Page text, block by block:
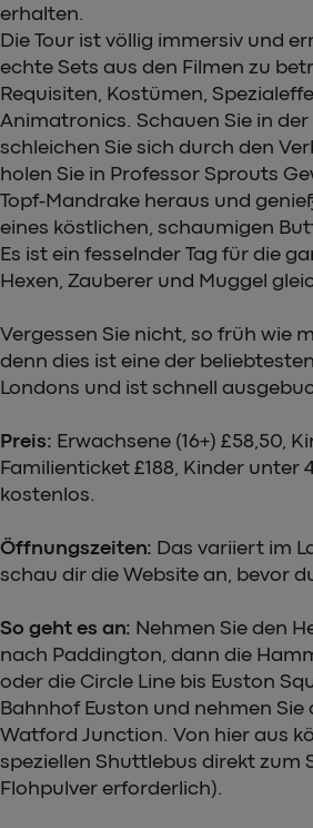
erhalten.
Die Tour ist völlig immersiv und
echte Sets aus den Filmen zu
Requisiten, Kostümen,
Animatronics. Schauen Sie in der
schleichen Sie sich durch den
holen Sie in Professor Sprouts
Topf-Mandrake heraus und
eines köstlichen, schaumigen
Es ist ein fesselnder Tag für die
Hexen, Zauberer und Muggel
Vergessen Sie nicht, so früh wie
denn dies ist eine der
Londons und ist schnell
Preis: Erwachsene (16+) £58,50,
Familienticket £188, Kinder unter
kostenlos.
Öffnungszeiten: Das variiert im
schau dir die Website an, bevor
So geht es an: Nehmen Sie den
nach Paddington, dann die
oder die Circle Line bis Euston
Bahnhof Euston und nehmen Sie
Watford Junction. Von hier aus
speziellen Shuttlebus direkt zum
Flohpulver erforderlich).